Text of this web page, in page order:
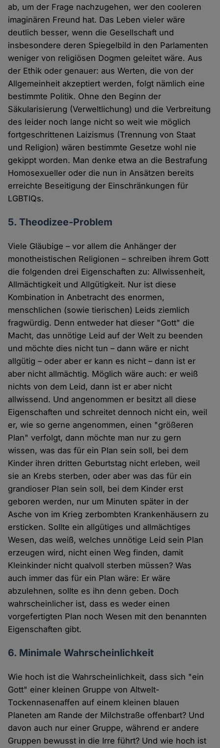
ab, um der Frage nachzugehen, wer den cooleren
imaginären Freund hat. Das Leben vieler wäre
deutlich besser, wenn die Gesellschaft und
insbesondere deren Spiegelbild in den Parlamenten
weniger von religiösen Dogmen geleitet wäre. Aus
der Ethik oder genauer: aus Werten, die von der
Allgemeinheit akzeptiert werden, folgt nämlich eine
bestimmte Politik. Ohne den Beginn der
Säkularisierung (Verweltlichung) und die Verbreitung
des leider noch lange nicht so weit wie möglich
fortgeschrittenen Laizismus (Trennung von Staat
und Religion) wären bestimmte Gesetze wohl nie
gekippt worden. Man denke etwa an die Bestrafung
Homosexueller oder die nun in Ansätzen bereits
erreichte Beseitigung der Einschränkungen für
LGBTIQs.
5. Theodizee-Problem
Viele Gläubige – vor allem die Anhänger der
monotheistischen Religionen – schreiben ihrem Gott
die folgenden drei Eigenschaften zu: Allwissenheit,
Allmächtigkeit und Allgütigkeit. Nur ist diese
Kombination in Anbetracht des enormen,
menschlichen (sowie tierischen) Leids ziemlich
fragwürdig. Denn entweder hat dieser "Gott" die
Macht, das unnötige Leid auf der Welt zu beenden
und möchte dies nicht tun – dann wäre er nicht
allgütig – oder aber er kann es nicht – dann ist er
aber nicht allmächtig. Möglich wäre auch: er weiß
nichts von dem Leid, dann ist er aber nicht
allwissend. Und angenommen er besitzt all diese
Eigenschaften und schreitet dennoch nicht ein, weil
er, wie so gerne angenommen, einen "größeren
Plan" verfolgt, dann möchte man nur zu gern
wissen, was das für ein Plan sein soll, bei dem
Kinder ihren dritten Geburtstag nicht erleben, weil
sie an Krebs sterben, oder aber was das für ein
grandioser Plan sein soll, bei dem Kinder erst
geboren werden, nur um Minuten später in der
Asche von im Krieg zerbombten Krankenhäusern zu
ersticken. Sollte ein allgütiges und allmächtiges
Wesen, das weiß, welches unnötige Leid sein Plan
erzeugen wird, nicht einen Weg finden, damit
Kleinkinder nicht qualvoll sterben müssen? Was
auch immer das für ein Plan wäre: Er wäre
abzulehnen, sollte es ihn denn geben. Doch
wahrscheinlicher ist, dass es weder einen
vorgefertigten Plan noch Wesen mit den benannten
Eigenschaften gibt.
6. Minimale Wahrscheinlichkeit
Wie hoch ist die Wahrscheinlichkeit, dass sich "ein
Gott" einer kleinen Gruppe von Altwelt-
Tockennasenaffen auf einem kleinen blauen
Planeten am Rande der Milchstraße offenbart? Und
davon auch nur einer Gruppe, während er andere
Gruppen bewusst in die Irre führt? Und wie hoch ist